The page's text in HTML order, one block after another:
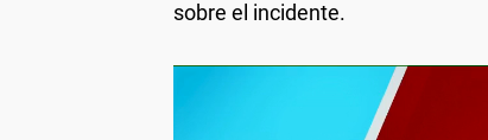
sobre el incidente.